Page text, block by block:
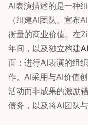
AI表演描述的是一种
（组建AI团队、宣布
衡量的商业价值。在
年间，以及独立构建
面：进行AI表演的组
作。AI采用与AI价值
活动而非成果的激励
债务，以及将AI团队